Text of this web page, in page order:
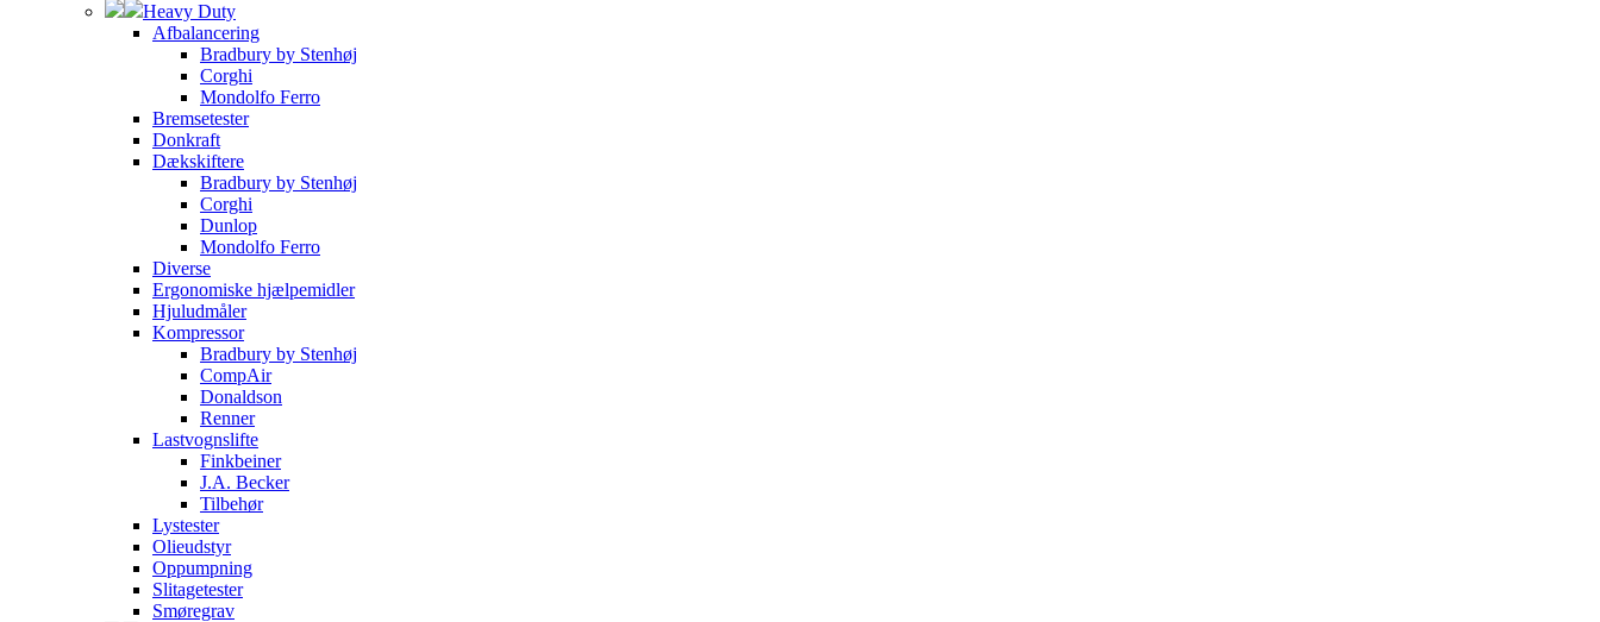
Heavy Duty
Afbalancering
Bradbury by Stenhøj
Corghi
Mondolfo Ferro
Bremsetester
Donkraft
Dækskiftere
Bradbury by Stenhøj
Corghi
Dunlop
Mondolfo Ferro
Diverse
Ergonomiske hjælpemidler
Hjuludmåler
Kompressor
Bradbury by Stenhøj
CompAir
Donaldson
Renner
Lastvognslifte
Finkbeiner
J.A. Becker
Tilbehør
Lystester
Olieudstyr
Oppumpning
Slitagetester
Smøregrav